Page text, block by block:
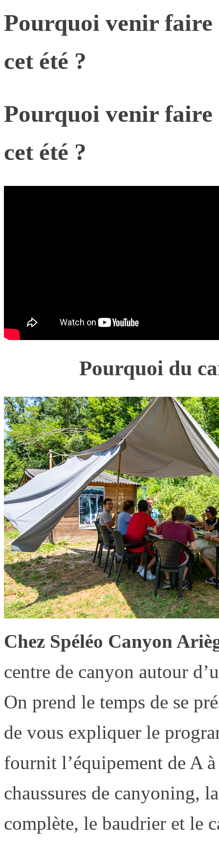
Pourquoi venir faire
cet été ?
Pourquoi venir faire
cet été ?
Pourquoi du
Chez Spéléo Canyon
centre de canyon autour
On prend le temps de se
de vous expliquer le
fournit l’équipement de A
chaussures de canyoning,
complète, le baudrier et le